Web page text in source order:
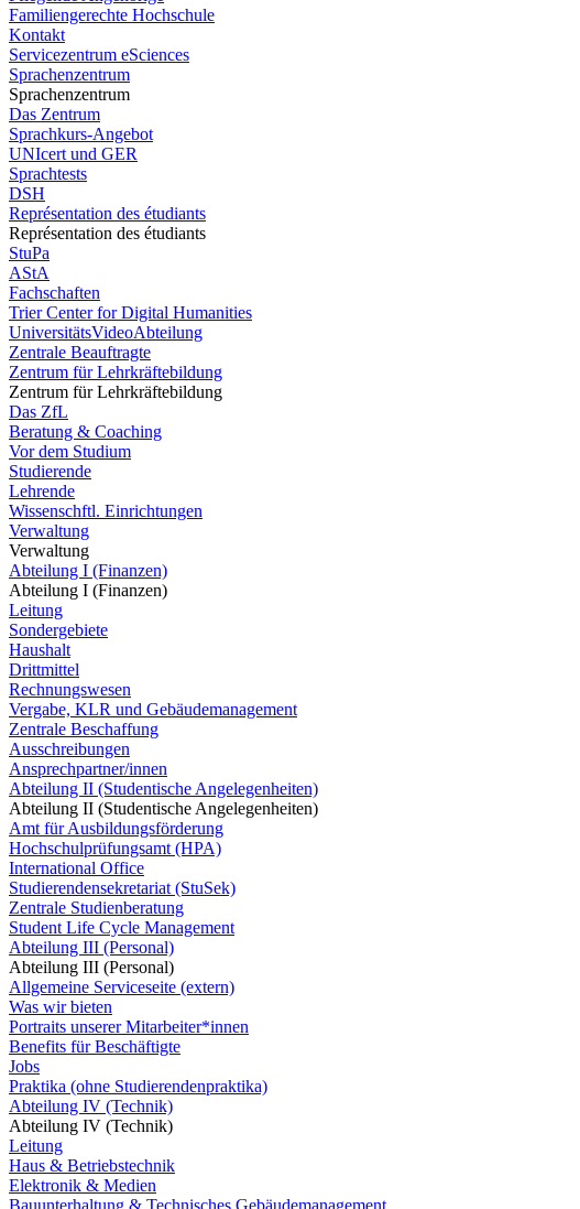
Familiengerechte Hochschule
Kontakt
Servicezentrum eSciences
Sprachenzentrum
Sprachenzentrum
Das Zentrum
Sprachkurs-Angebot
UNIcert und GER
Sprachtests
DSH
Représentation des étudiants
Représentation des étudiants
StuPa
AStA
Fachschaften
Trier Center for Digital Humanities
UniversitätsVideoAbteilung
Zentrale Beauftragte
Zentrum für Lehrkräftebildung
Zentrum für Lehrkräftebildung
Das ZfL
Beratung & Coaching
Vor dem Studium
Studierende
Lehrende
Wissenschftl. Einrichtungen
Verwaltung
Verwaltung
Abteilung I (Finanzen)
Abteilung I (Finanzen)
Leitung
Sondergebiete
Haushalt
Drittmittel
Rechnungswesen
Vergabe, KLR und Gebäudemanagement
Zentrale Beschaffung
Ausschreibungen
Ansprechpartner/innen
Abteilung II (Studentische Angelegenheiten)
Abteilung II (Studentische Angelegenheiten)
Amt für Ausbildungsförderung
Hochschulprüfungsamt (HPA)
International Office
Studierendensekretariat (StuSek)
Zentrale Studienberatung
Student Life Cycle Management
Abteilung III (Personal)
Abteilung III (Personal)
Allgemeine Serviceseite (extern)
Was wir bieten
Portraits unserer Mitarbeiter*innen
Benefits für Beschäftigte
Jobs
Praktika (ohne Studierendenpraktika)
Abteilung IV (Technik)
Abteilung IV (Technik)
Leitung
Haus & Betriebstechnik
Elektronik & Medien
Bauunterhaltung & Technisches Gebäudemanagement